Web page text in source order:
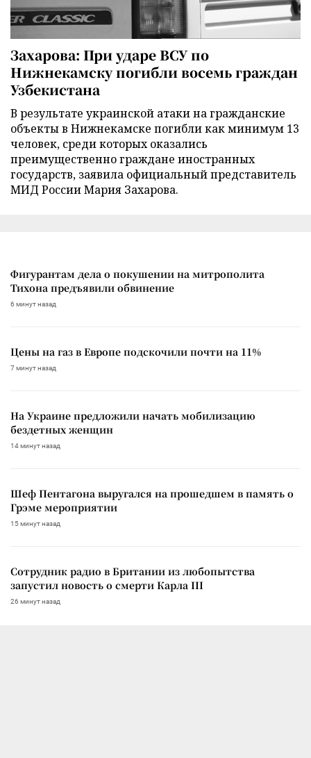
Захарова: При ударе ВСУ по
Нижнекамску погибли восемь граждан
Узбекистана
В результате украинской атаки на гражданские
объекты в Нижнекамске погибли как минимум 13
человек, среди которых оказались
преимущественно граждане иностранных
государств, заявила официальный представитель
МИД России Мария Захарова.
Фигурантам дела о покушении на митрополита
Тихона предъявили обвинение
6 минут назад
Цены на газ в Европе подскочили почти на 11%
7 минут назад
На Украине предложили начать мобилизацию
бездетных женщин
14 минут назад
Шеф Пентагона выругался на прошедшем в память о
Грэме мероприятии
15 минут назад
Сотрудник радио в Британии из любопытства
запустил новость о смерти Карла III
26 минут назад